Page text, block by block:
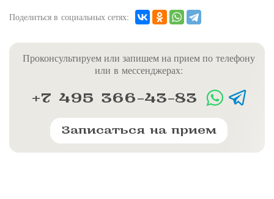
Поделиться в социальных сетях:
Проконсультируем или запишем на прием по телефону
или в мессенджерах:
+7 495 366-43-83
Записаться на прием